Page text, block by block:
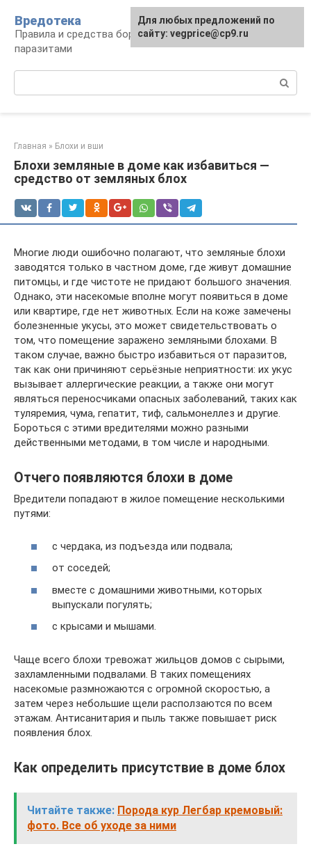
контенту
Вредотека
Правила и средства борьбы с вредителями и
паразитами
Главная » Блохи и вши
Блохи земляные в доме как избавиться —
средство от земляных блох
Многие люди ошибочно полагают, что земляные блохи
заводятся только в частном доме, где живут домашние
питомцы, и где чистоте не придают большого значения.
Однако, эти насекомые вполне могут появиться в доме
или квартире, где нет животных. Если на коже замечены
болезненные укусы, это может свидетельствовать о
том, что помещение заражено земляными блохами. В
таком случае, важно быстро избавиться от паразитов,
так как они причиняют серьёзные неприятности: их укус
вызывает аллергические реакции, а также они могут
являться переносчиками опасных заболеваний, таких как
туляремия, чума, гепатит, тиф, сальмонеллез и другие.
Бороться с этими вредителями можно разными
действенными методами, в том числе и народными.
Отчего появляются блохи в доме
Вредители попадают в жилое помещение несколькими
путями:
с чердака, из подъезда или подвала;
от соседей;
вместе с домашними животными, которых
выпускали погулять;
с крысами и мышами.
Чаще всего блохи тревожат жильцов домов с сырыми,
захламленными подвалами. В таких помещениях
насекомые размножаются с огромной скоростью, а
затем через небольшие щели расползаются по всем
этажам. Антисанитария и пыль также повышает риск
появления блох.
Как определить присутствие в доме блох
Читайте также: Порода кур Легбар кремовый:
фото. Все об уходе за ними
Для любых предложений по
сайту: vegprice@cp9.ru